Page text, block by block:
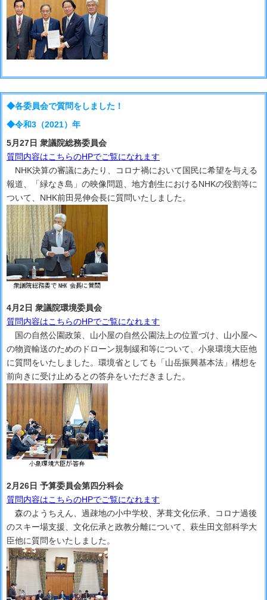
◆各委員会で質問をしました！
◆令和3（2021）年
5月27日 衆議院総務委員会
質問内容はこちらのHPでご覧になれます
NHK決算の審議にあたり、コロナ禍において国民に希望を与える
報道、「緑なき島」の映像問題、地方創生におけるNHKの役割等に
ついて、NHK前田晃伸会長に質問いたしました。
4月2日 衆議院環境委員会
質問内容はこちらのHPでご覧になれます
国の自然公園政策、山小屋の自然公園法上の位置づけ、山小屋へ
の物資輸送のためのドローン規制緩和等について、小泉環境大臣他
に質問をいたしました。環境省としても「山岳振興基本法」構想を
前向きに受け止めるとの答弁をいただきました。
2月26日 予算委員会第四分科会
質問内容はこちらのHPでご覧になれます
森のようちえん、過疎地の小中学校、茅葺文化伝承、コロナ過後
のスキー場支援、文化伝承と政教分離について、萩生田文部科学大
臣他に質問をいたしました。